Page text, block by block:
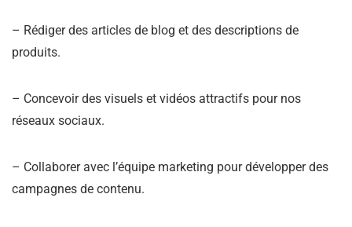
– Rédiger des articles de blog et des descriptions de
produits.
– Concevoir des visuels et vidéos attractifs pour nos
réseaux sociaux.
– Collaborer avec l’équipe marketing pour développer des
campagnes de contenu.